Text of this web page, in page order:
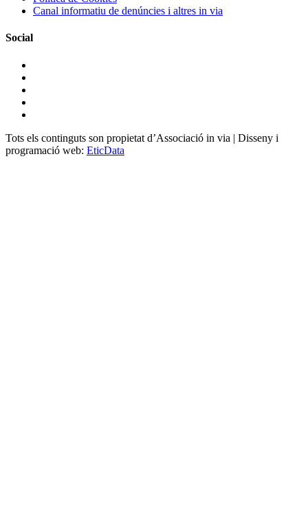
Canal informatiu de denúncies i altres in via
Social
Tots els continguts son propietat d’Associació in via | Disseny i
programació web: EticData